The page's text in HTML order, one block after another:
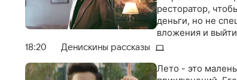
ресторатор,
деньги, но не
вложения и
Джакомо, он
подозревая, что
прочность его
18:20 Денискины рассказы
Лето - это